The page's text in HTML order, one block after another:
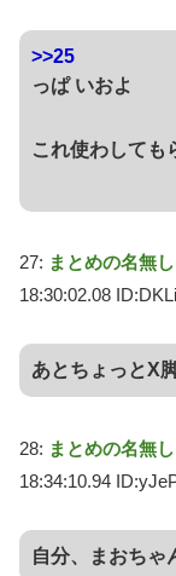
>>25
っぱ いおよ
これ使わしても
27: まとめの名無
18:30:02.08
あとちょっとX
28: まとめの名無
18:34:10.94
自分、まおちゃ